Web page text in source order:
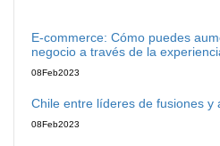
E-commerce: Cómo puedes
negocio a través de la
08Feb2023
Chile entre líderes de fusiones y
08Feb2023